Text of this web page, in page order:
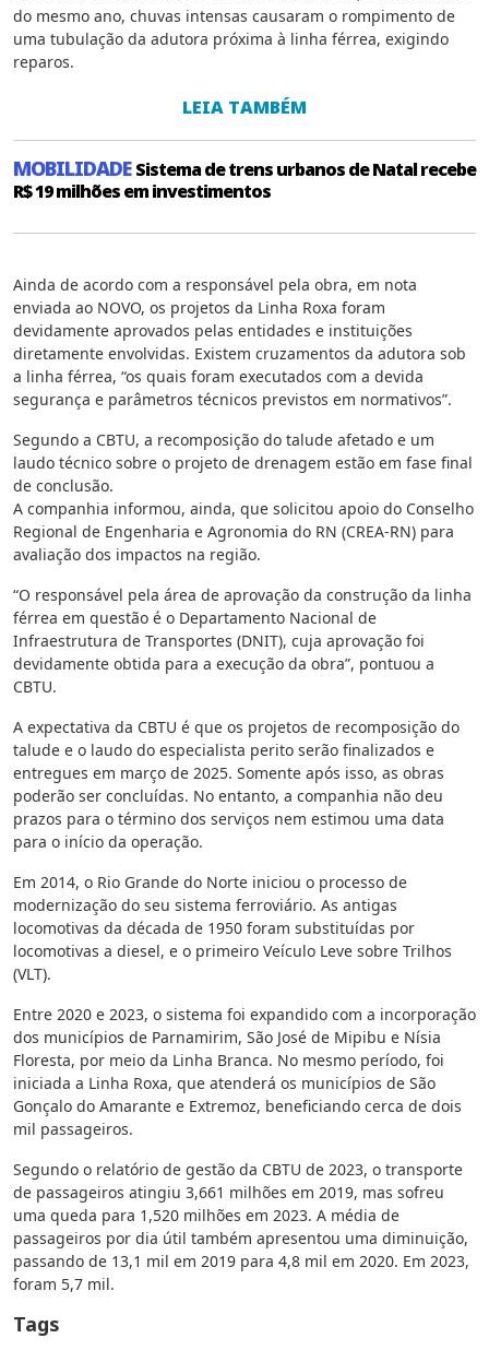
do mesmo ano, chuvas intensas causaram o rompimento de
uma tubulação da adutora próxima à linha férrea, exigindo
reparos.
LEIA TAMBÉM
MOBILIDADESistema de trens urbanos de Natal recebe
R$ 19 milhões em investimentos
Ainda de acordo com a responsável pela obra, em nota
enviada ao NOVO, os projetos da Linha Roxa foram
devidamente aprovados pelas entidades e instituições
diretamente envolvidas. Existem cruzamentos da adutora sob
a linha férrea, “os quais foram executados com a devida
segurança e parâmetros técnicos previstos em normativos”.
Segundo a CBTU, a recomposição do talude afetado e um
laudo técnico sobre o projeto de drenagem estão em fase final
de conclusão.
A companhia informou, ainda, que solicitou apoio do Conselho
Regional de Engenharia e Agronomia do RN (CREA-RN) para
avaliação dos impactos na região.
“O responsável pela área de aprovação da construção da linha
férrea em questão é o Departamento Nacional de
Infraestrutura de Transportes (DNIT), cuja aprovação foi
devidamente obtida para a execução da obra”, pontuou a
CBTU.
A expectativa da CBTU é que os projetos de recomposição do
talude e o laudo do especialista perito serão finalizados e
entregues em março de 2025. Somente após isso, as obras
poderão ser concluídas. No entanto, a companhia não deu
prazos para o término dos serviços nem estimou uma data
para o início da operação.
Em 2014, o Rio Grande do Norte iniciou o processo de
modernização do seu sistema ferroviário. As antigas
locomotivas da década de 1950 foram substituídas por
locomotivas a diesel, e o primeiro Veículo Leve sobre Trilhos
(VLT).
Entre 2020 e 2023, o sistema foi expandido com a incorporação
dos municípios de Parnamirim, São José de Mipibu e Nísia
Floresta, por meio da Linha Branca. No mesmo período, foi
iniciada a Linha Roxa, que atenderá os municípios de São
Gonçalo do Amarante e Extremoz, beneficiando cerca de dois
mil passageiros.
Segundo o relatório de gestão da CBTU de 2023, o transporte
de passageiros atingiu 3,661 milhões em 2019, mas sofreu
uma queda para 1,520 milhões em 2023. A média de
passageiros por dia útil também apresentou uma diminuição,
passando de 13,1 mil em 2019 para 4,8 mil em 2020. Em 2023,
foram 5,7 mil.
Tags